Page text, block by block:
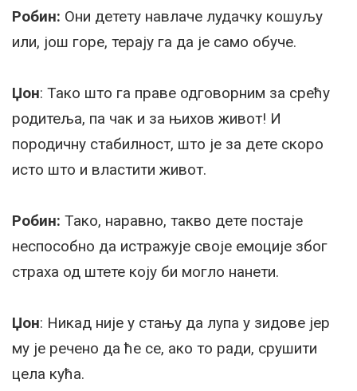
Робин: Они детету навлаче лудачку кошуљу
или, још горе, терају га да је само обуче.
Џон: Тако што га праве одговорним за срећу
родитеља, па чак и за њихов живот! И
породичну стабилност, што је за дете скоро
исто што и властити живот.
Робин: Тако, наравно, такво дете постаје
неспособно да истражује своје емоције због
страха од штете коју би могло нанети.
Џон: Никад није у стању да лупа у зидове јер
му је речено да ће се, ако то ради, срушити
цела кућа.